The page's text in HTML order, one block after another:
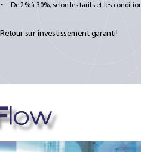
• De 2% à 30%, selon les tarifs et les
Retour sur investissement garanti!